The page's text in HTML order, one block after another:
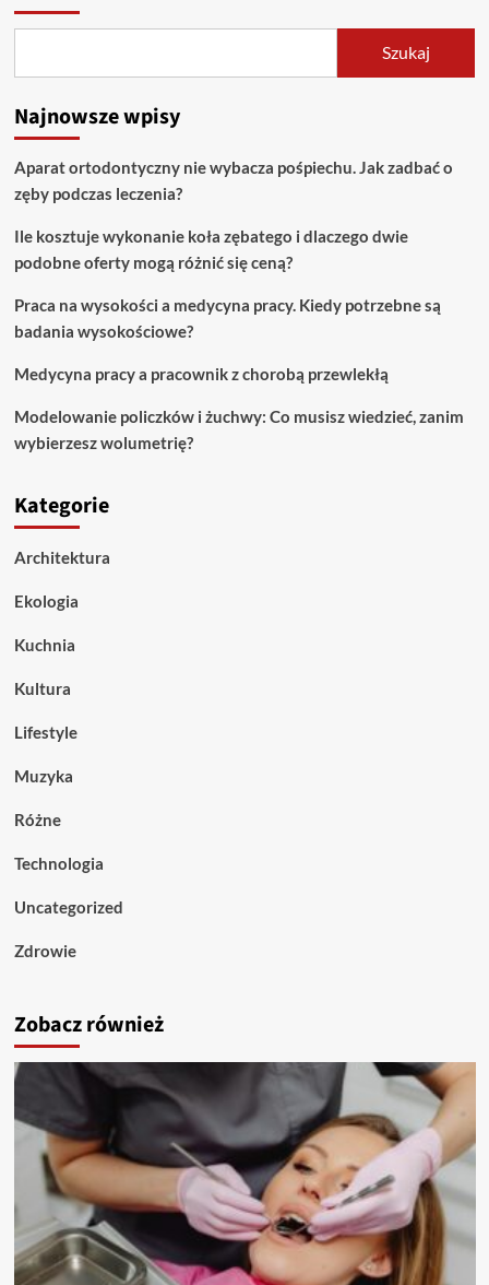
Szukaj
Najnowsze wpisy
Aparat ortodontyczny nie wybacza pośpiechu. Jak zadbać o
zęby podczas leczenia?
Ile kosztuje wykonanie koła zębatego i dlaczego dwie
podobne oferty mogą różnić się ceną?
Praca na wysokości a medycyna pracy. Kiedy potrzebne są
badania wysokościowe?
Medycyna pracy a pracownik z chorobą przewlekłą
Modelowanie policzków i żuchwy: Co musisz wiedzieć, zanim
wybierzesz wolumetrię?
Kategorie
Architektura
Ekologia
Kuchnia
Kultura
Lifestyle
Muzyka
Różne
Technologia
Uncategorized
Zdrowie
Zobacz również